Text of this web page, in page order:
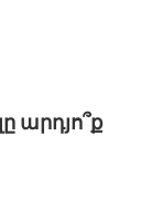
արդյո՞ք